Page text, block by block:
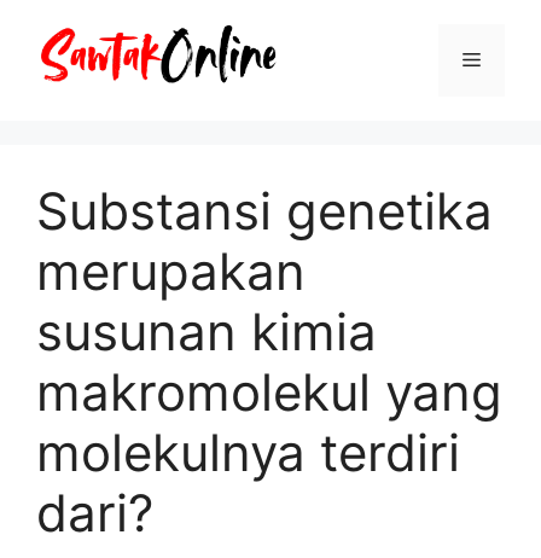
Menu
Substansi genetika
merupakan
susunan kimia
makromolekul yang
molekulnya terdiri
dari?